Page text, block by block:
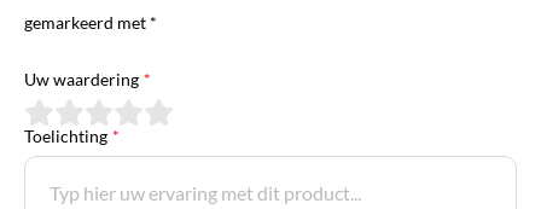
gemarkeerd met *
Uw waardering *
Toelichting *